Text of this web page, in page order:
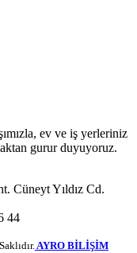
ev ve iş yerleriniz
gurur duyuyoruz.
Cüneyt Yıldız Cd.
44
AYRO BİLİŞİM